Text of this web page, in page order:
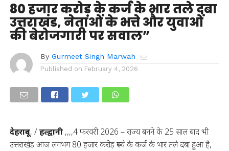
80 हजार करोड़ के कर्ज के भार तले दबा
उत्तराखंड, नेताओं के भत्ते और युवाओं
की बेरोजगारी पर सवाल”
By Gurmeet Singh Marwah
Published on February 4, 2026
देहरादून, /हल्द्वानी,,,,4 फरवरी 2026 – राज्य बनने के 25 साल बाद भी
उत्तराखंड आज लगभग 80 हजार करोड़ रुपये के कर्ज के भार तले दबा हुआ है,